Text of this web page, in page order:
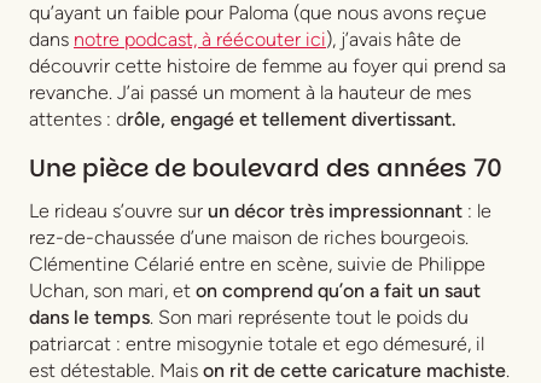
qu’ayant un faible pour Paloma (que nous avons reçue
dans notre podcast, à réécouter ici), j’avais hâte de
découvrir cette histoire de femme au foyer qui prend sa
revanche. J’ai passé un moment à la hauteur de mes
attentes : drôle, engagé et tellement divertissant.
Une pièce de boulevard des années 70
Le rideau s’ouvre sur un décor très impressionnant : le
rez-de-chaussée d’une maison de riches bourgeois.
Clémentine Célarié entre en scène, suivie de Philippe
Uchan, son mari, et on comprend qu’on a fait un saut
dans le temps. Son mari représente tout le poids du
patriarcat : entre misogynie totale et ego démesuré, il
est détestable. Mais on rit de cette caricature machiste.